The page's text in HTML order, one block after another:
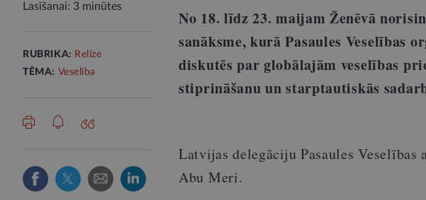
Lasīšanai: 3 minūtes
RUBRIKA: Relīze
TĒMA: Veselība
No 18. līdz 23. maijam Ženēvā
sanāksme, kurā Pasaules Veselības
diskutēs par globālajām veselības
stiprināšanu un starptautiskās
Latvijas delegāciju Pasaules
Abu Meri.